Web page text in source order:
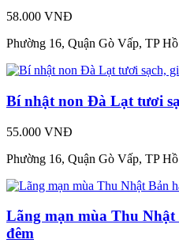
58.000 VNĐ
Phường 16, Quận Gò Vấp, TP
Bí nhật non Đà Lạt tươi
55.000 VNĐ
Phường 16, Quận Gò Vấp, TP
Lãng mạn mùa Thu
đêm